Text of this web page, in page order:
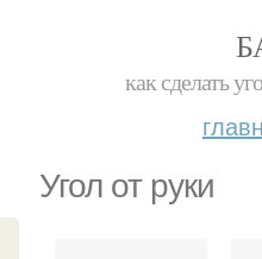
как сделать
Угол от руки